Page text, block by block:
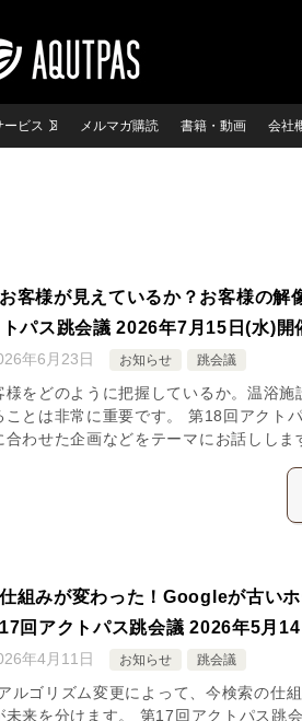
ービス メルマガ購読 書籍・動画 会社
お客様が見えているか？お客様の
パス跳会議 2026年7月15日(水)開
年6月23日 お知らせ 跳会議
様をどのように把握しているか。温浴
ことは非常に重要です。 第18回アクト
わせた企画などをテーマにお話ししま
仕組みが変わった！Googleが古い
回アクトパス跳会議 2026年5月
年4月11日 お知らせ 跳会議
ルゴリズム変更によって、今検索の仕
未来を分けます。 第17回アクトパス跳